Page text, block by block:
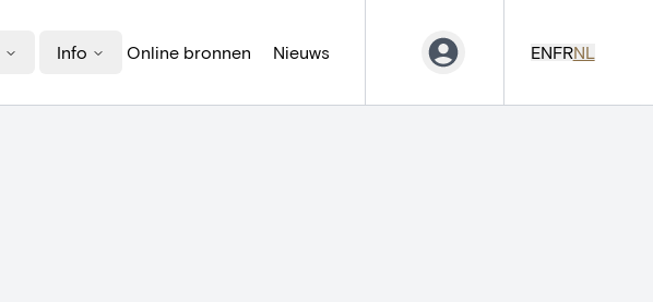
Info Online bronnen Nieuws ENFRNL